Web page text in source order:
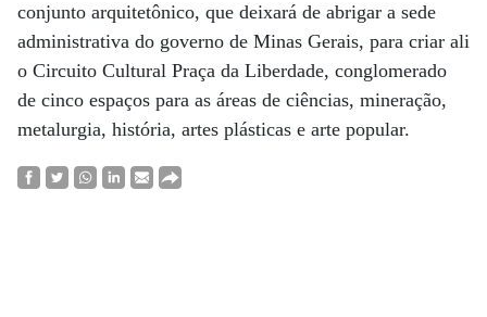
conjunto arquitetônico, que deixará de abrigar a sede
administrativa do governo de Minas Gerais, para criar ali
o Circuito Cultural Praça da Liberdade, conglomerado
de cinco espaços para as áreas de ciências, mineração,
metalurgia, história, artes plásticas e arte popular.